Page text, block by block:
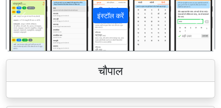
इंस्टॉल करें
पिछला अगला
चौपाल